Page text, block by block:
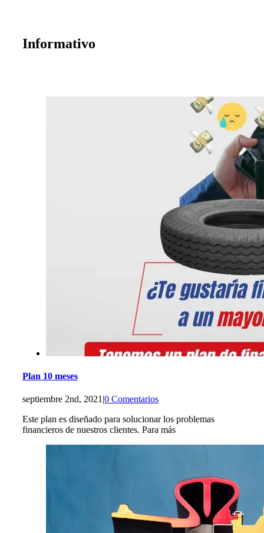
Informativo
Plan 10 meses
septiembre 2nd, 2021 |0 Comentarios
Este plan es diseñado para solucionar los problemas
financieros de nuestros clientes. Para más